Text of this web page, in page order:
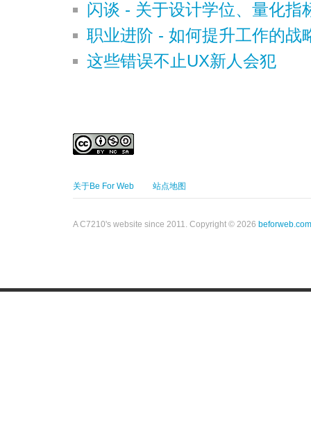
闪谈 - 关于设计学位、量化指
职业进阶 - 如何提升工作的战
这些错误不止UX新人会犯
关于Be For Web 站点地图
A C7210's website since 2011. Copyright © 2026 beforweb.com